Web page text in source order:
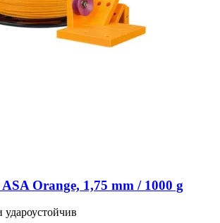
ASA Orange, 1,75 mm / 1000 g
удароустойчив